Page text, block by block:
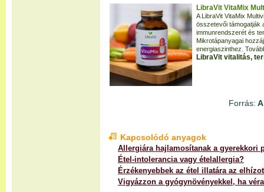
LibraVit VitaMix
A LibraVit VitaMix
összetevői támogatják
immunrendszerét és
Mikrotápanyagai
energiaszinthez.
LibraVit vitalitás,
Forrás:
Kapcsolódó anyagok
Allergiára hajlamosítanak a gyerekkori
Étel-intolerancia vagy ételallergia?
Érzékenyebbek az étel illatára az
Vigyázzon a gyógynövényekkel, ha